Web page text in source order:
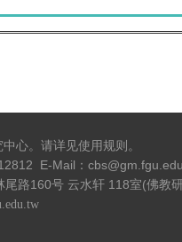
心。请详见使用规则 。
E-Mail：
路160号 云水轩 118室(佛教